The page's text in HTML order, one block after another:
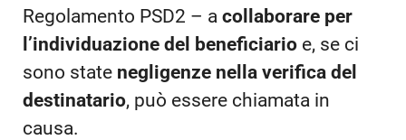
Regolamento PSD2 – a collaborare per
l’individuazione del beneficiario e, se ci
sono state negligenze nella verifica del
destinatario, può essere chiamata in
causa.